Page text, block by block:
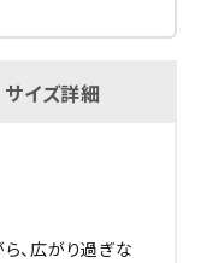
サイズ詳細
、広がり過ぎな